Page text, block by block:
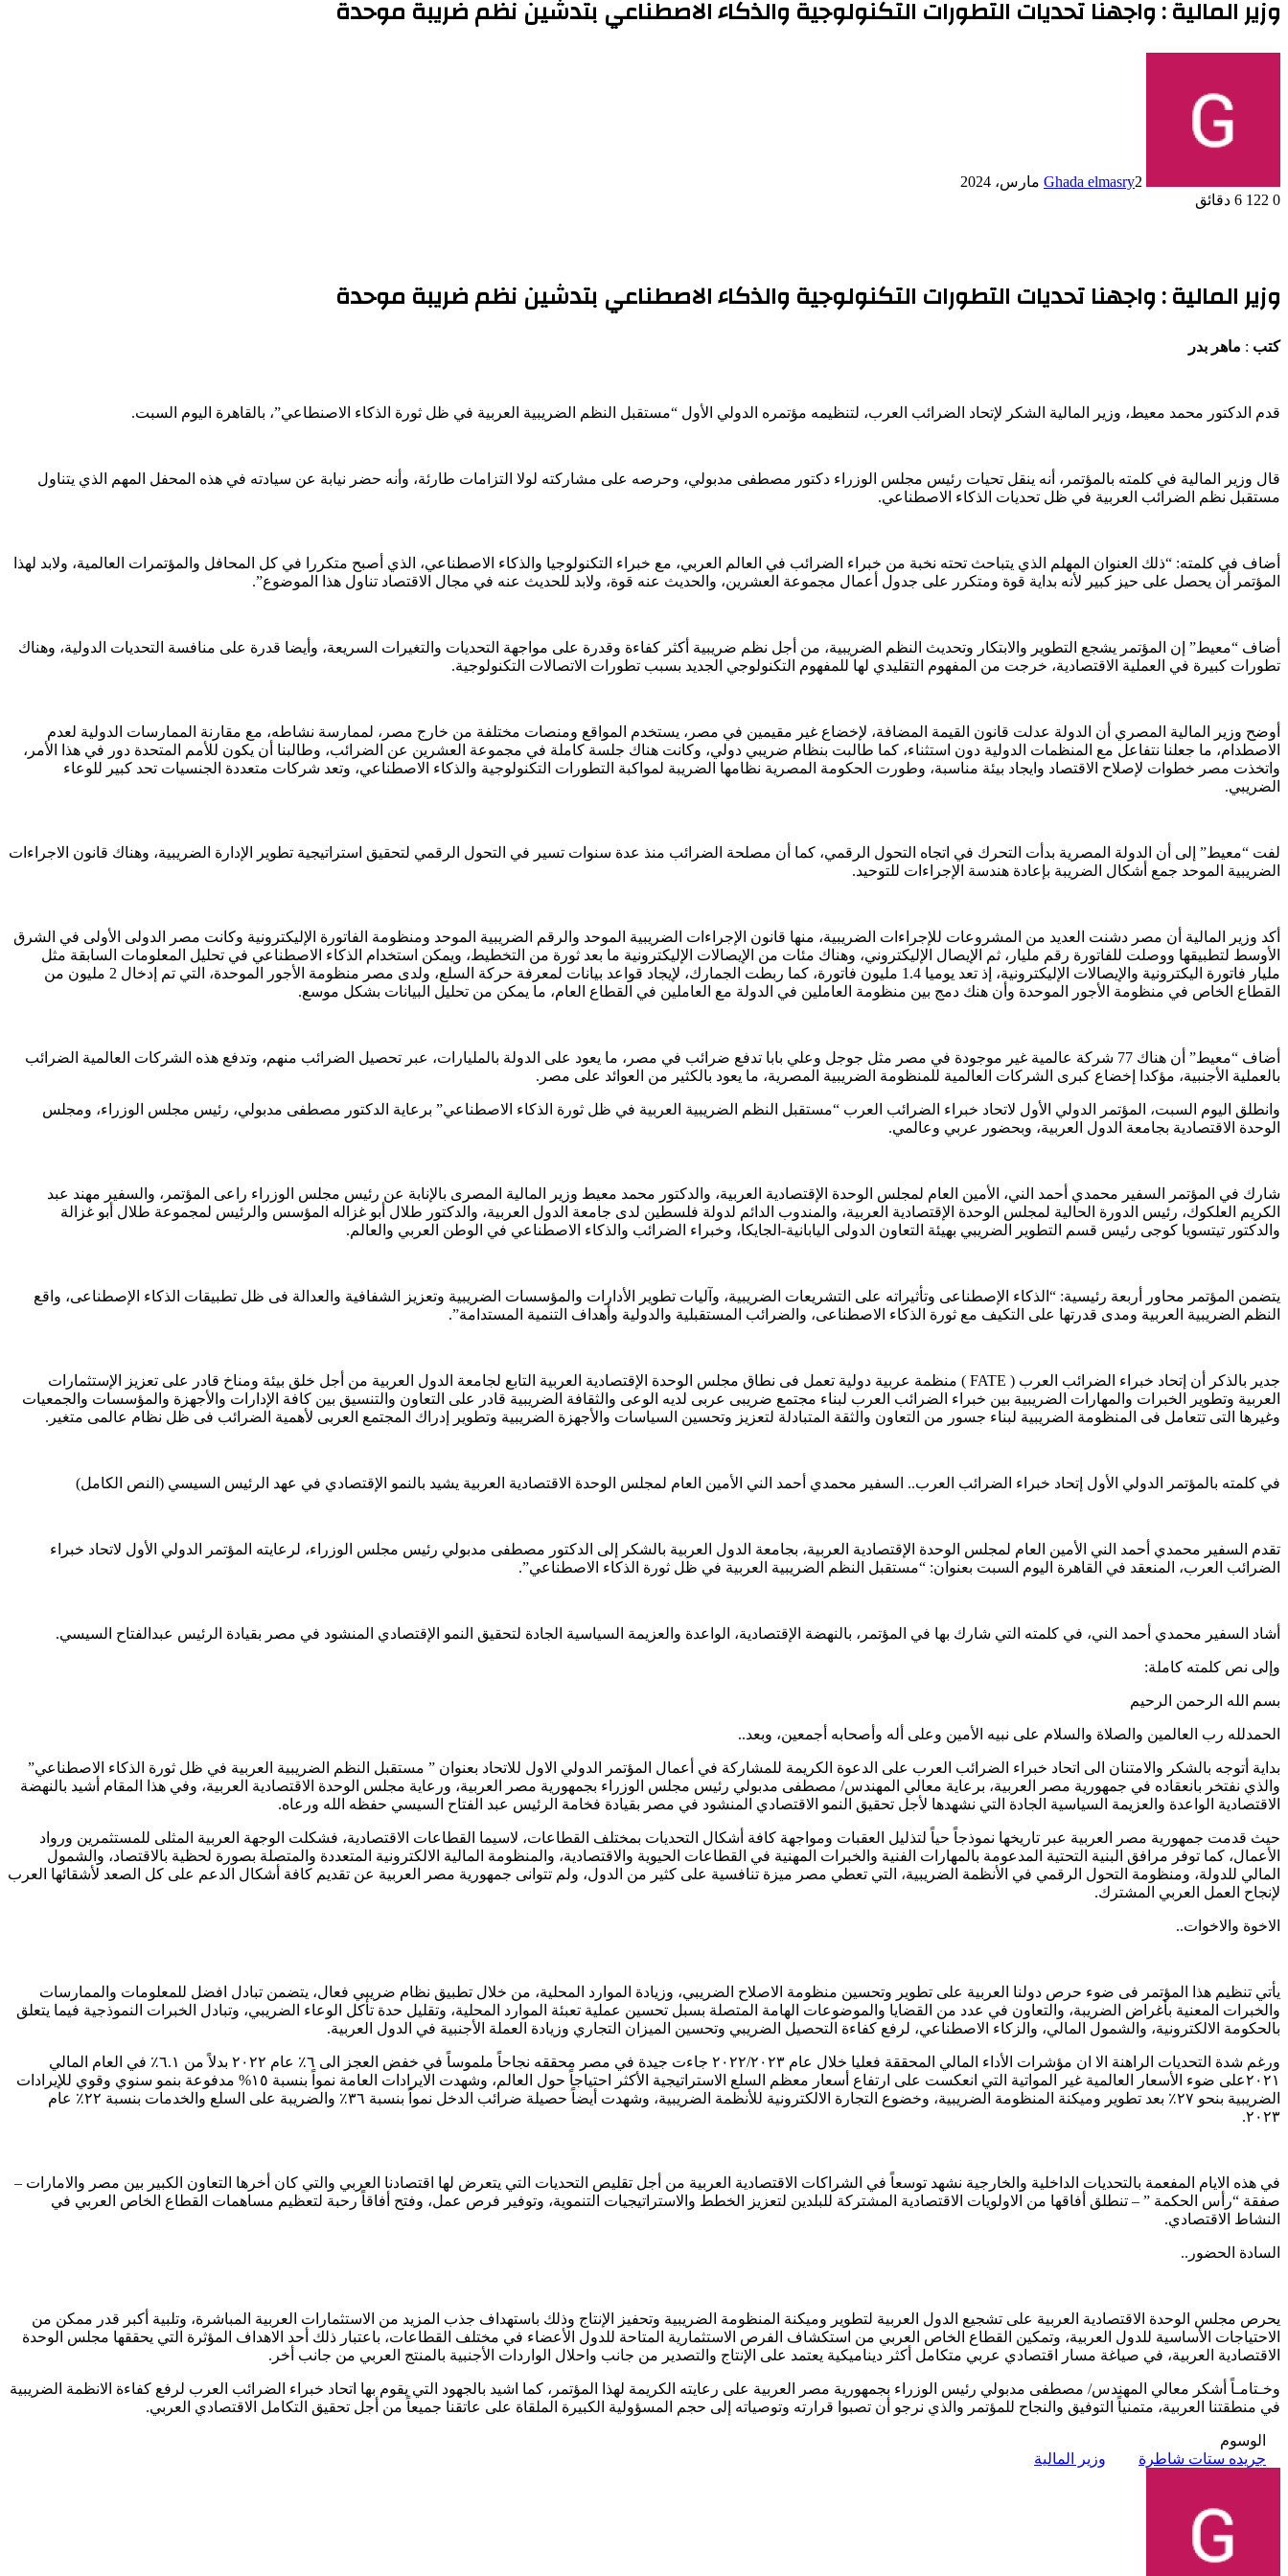
وزير المالية : واجهنا تحديات التطورات التكنولوجية والذكاء الاصطناعي بتدشين نظم ضريبة موحدة
Ghada elmasry2 مارس، 2024
0
6 دقائق
وزير المالية : واجهنا تحديات التطورات التكنولوجية والذكاء الاصطناعي بتدشين نظم ضريبة موحدة
كتب : ماهر بدر
قدم الدكتور محمد معيط، وزير المالية الشكر لإتحاد الضرائب العرب، لتنظيمه مؤتمره الدولي الأول “مستقبل النظم الضريبية العربية في ظل ثورة الذكاء الاصنطاعي”، بالقاهرة اليوم السبت.
قال وزير المالية في كلمته بالمؤتمر، أنه ينقل تحيات رئيس مجلس الوزراء دكتور مصطفى مدبولي، وحرصه على مشاركته لولا التزامات طارئة، وأنه حضر نيابة عن سيادته في هذه المحفل المهم الذي يتناول
مستقبل نظم الضرائب العربية في ظل تحديات الذكاء الاصطناعي.
أضاف في كلمته: “ذلك العنوان المهلم الذي يتباحث تحته نخبة من خبراء الضرائب في العالم العربي، مع خبراء التكنولوجيا والذكاء الاصطناعي، الذي أصبح متكررا في كل المحافل والمؤتمرات العالمية، ولابد لهذا
المؤتمر أن يحصل على حيز كبير لأنه بداية قوة ومتكرر على جدول أعمال مجموعة العشرين، والحديث عنه قوة، ولابد للحديث عنه في مجال الاقتصاد تناول هذا الموضوع”.
أضاف “معيط” إن المؤتمر يشجع التطوير والابتكار وتحديث النظم الضريبية، من أجل نظم ضريبية أكثر كفاءة وقدرة على مواجهة التحديات والتغيرات السريعة، وأيضا قدرة على منافسة التحديات الدولية، وهناك
تطورات كبيرة في العملية الاقتصادية، خرجت من المفهوم التقليدي لها للمفهوم التكنولوجي الجديد بسبب تطورات الاتصالات التكنولوجية.
أوضح وزير المالية المصري أن الدولة عدلت قانون القيمة المضافة، لإخضاع غير مقيمين في مصر، يستخدم المواقع ومنصات مختلفة من خارج مصر، لممارسة نشاطه، مع مقارنة الممارسات الدولية لعدم
الاصطدام، ما جعلنا نتفاعل مع المنظمات الدولية دون استثناء، كما طالبت بنظام ضريبي دولي، وكانت هناك جلسة كاملة في مجموعة العشرين عن الضرائب، وطالبنا أن يكون للأمم المتحدة دور في هذا الأمر،
واتخذت مصر خطوات لإصلاح الاقتصاد وايجاد بيئة مناسبة، وطورت الحكومة المصرية نظامها الضريبة لمواكبة التطورات التكنولوجية والذكاء الاصطناعي، وتعد شركات متعددة الجنسيات تحد كبير للوعاء
الضريبي.
لفت “معيط” إلى أن الدولة المصرية بدأت التحرك في اتجاه التحول الرقمي، كما أن مصلحة الضرائب منذ عدة سنوات تسير في التحول الرقمي لتحقيق استراتيجية تطوير الإدارة الضريبية، وهناك قانون الاجراءات
الضريبية الموحد جمع أشكال الضريبة بإعادة هندسة الإجراءات للتوحيد.
أكد وزير المالية أن مصر دشنت العديد من المشروعات للإجراءات الضريبية، منها قانون الإجراءات الضريبية الموحد والرقم الضريبية الموحد ومنظومة الفاتورة الإليكترونية وكانت مصر الدولى الأولى في الشرق
الأوسط لتطبيقها ووصلت للفاتورة رقم مليار، ثم الإيصال الإليكتروني، وهناك مئات من الإيصالات الإليكترونية ما بعد ثورة من التخطيط، ويمكن استخدام الذكاء الاصطناعي في تحليل المعلومات السابقة مثل
مليار فاتورة اليكترونية والإيصالات الإليكترونية، إذ تعد يوميا 1.4 مليون فاتورة، كما ربطت الجمارك، لإيجاد قواعد بيانات لمعرفة حركة السلع، ولدى مصر منظومة الأجور الموحدة، التي تم إدخال 2 مليون من
القطاع الخاص في منظومة الأجور الموحدة وأن هنك دمج بين منظومة العاملين في الدولة مع العاملين في القطاع العام، ما يمكن من تحليل البيانات بشكل موسع.
أضاف “معيط” أن هناك 77 شركة عالمية غير موجودة في مصر مثل جوجل وعلي بابا تدفع ضرائب في مصر، ما يعود على الدولة بالمليارات، عبر تحصيل الضرائب منهم، وتدفع هذه الشركات العالمية الضرائب
بالعملية الأجنبية، مؤكدا إخضاع كبرى الشركات العالمية للمنظومة الضريبية المصرية، ما يعود بالكثير من العوائد على مصر.
وانطلق اليوم السبت، المؤتمر الدولي الأول لاتحاد خبراء الضرائب العرب “مستقبل النظم الضريبية العربية في ظل ثورة الذكاء الاصطناعي” برعاية الدكتور مصطفى مدبولي، رئيس مجلس الوزراء، ومجلس
الوحدة الاقتصادية بجامعة الدول العربية، وبحضور عربي وعالمي.
شارك في المؤتمر السفير محمدي أحمد الني، الأمين العام لمجلس الوحدة الإقتصادية العربية، والدكتور محمد معيط وزير المالية المصرى بالإنابة عن رئيس مجلس الوزراء راعى المؤتمر، والسفير مهند عبد
الكريم العلكوك، رئيس الدورة الحالية لمجلس الوحدة الإقتصادية العربية، والمندوب الدائم لدولة فلسطين لدى جامعة الدول العربية، والدكتور طلال أبو غزاله المؤسس والرئيس لمجموعة طلال أبو غزالة
والدكتور تيتسويا كوجى رئيس قسم التطوير الضريبي بهيئة التعاون الدولى اليابانية-الجايكا، وخبراء الضرائب والذكاء الاصطناعي في الوطن العربي والعالم.
يتضمن المؤتمر محاور أربعة رئيسية: “الذكاء الإصطناعى وتأثيراته على التشريعات الضريبية، وآليات تطوير الأدارات والمؤسسات الضريبية وتعزيز الشفافية والعدالة فى ظل تطبيقات الذكاء الإصطناعى، واقع
النظم الضريبية العربية ومدى قدرتها على التكيف مع ثورة الذكاء الاصطناعى، والضرائب المستقبلية والدولية وأهداف التنمية المستدامة”.
جدير بالذكر أن إتحاد خبراء الضرائب العرب ( FATE ) منظمة عربية دولية تعمل فى نطاق مجلس الوحدة الإقتصادية العربية التابع لجامعة الدول العربية من أجل خلق بيئة ومناخ قادر على تعزيز الإستثمارات
العربية وتطوير الخبرات والمهارات الضريبية بين خبراء الضرائب العرب لبناء مجتمع ضريبى عربى لديه الوعى والثقافة الضريبية قادر على التعاون والتنسيق بين كافة الإدارات والأجهزة والمؤسسات والجمعيات
وغيرها التى تتعامل فى المنظومة الضريبية لبناء جسور من التعاون والثقة المتبادلة لتعزيز وتحسين السياسات والأجهزة الضريبية وتطوير إدراك المجتمع العربى لأهمية الضرائب فى ظل نظام عالمى متغير.
في كلمته بالمؤتمر الدولي الأول إتحاد خبراء الضرائب العرب.. السفير محمدي أحمد الني الأمين العام لمجلس الوحدة الاقتصادية العربية يشيد بالنمو الإقتصادي في عهد الرئيس السيسي (النص الكامل)
تقدم السفير محمدي أحمد الني الأمين العام لمجلس الوحدة الإقتصادية العربية، بجامعة الدول العربية بالشكر إلى الدكتور مصطفى مدبولي رئيس مجلس الوزراء، لرعايته المؤتمر الدولي الأول لاتحاد خبراء
الضرائب العرب، المنعقد في القاهرة اليوم السبت بعنوان: “مستقبل النظم الضريبية العربية في ظل ثورة الذكاء الاصطناعي”.
أشاد السفير محمدي أحمد الني، في كلمته التي شارك بها في المؤتمر، بالنهضة الإقتصادية، الواعدة والعزيمة السياسية الجادة لتحقيق النمو الإقتصادي المنشود في مصر بقيادة الرئيس عبدالفتاح السيسي.
وإلى نص كلمته كاملة:
بسم الله الرحمن الرحيم
الحمدلله رب العالمين والصلاة والسلام على نبيه الأمين وعلى أله وأصحابه أجمعين، وبعد..
بداية أتوجه بالشكر والامتنان الى اتحاد خبراء الضرائب العرب على الدعوة الكريمة للمشاركة في أعمال المؤتمر الدولي الاول للاتحاد بعنوان ” مستقبل النظم الضريبية العربية في ظل ثورة الذكاء الاصطناعي”
والذي نفتخر بانعقاده في جمهورية مصر العربية، برعاية معالي المهندس/ مصطفى مدبولي رئيس مجلس الوزراء بجمهورية مصر العربية، ورعاية مجلس الوحدة الاقتصادية العربية، وفي هذا المقام أشيد بالنهضة
الاقتصادية الواعدة والعزيمة السياسية الجادة التي نشهدها لأجل تحقيق النمو الاقتصادي المنشود في مصر بقيادة فخامة الرئيس عبد الفتاح السيسي حفظه الله ورعاه.
حيث قدمت جمهورية مصر العربية عبر تاريخها نموذجاً حياً لتذليل العقبات ومواجهة كافة أشكال التحديات بمختلف القطاعات، لاسيما القطاعات الاقتصادية، فشكلت الوجهة العربية المثلى للمستثمرين ورواد
الأعمال، كما توفر مرافق البنية التحتية المدعومة بالمهارات الفنية والخبرات المهنية في القطاعات الحيوية والاقتصادية، والمنظومة المالية الالكترونية المتعددة والمتصلة بصورة لحظية بالاقتصاد، والشمول
المالي للدولة، ومنظومة التحول الرقمي في الأنظمة الضريبية، التي تعطي مصر ميزة تنافسية على كثير من الدول، ولم تتوانى جمهورية مصر العربية عن تقديم كافة أشكال الدعم على كل الصعد لأشقائها العرب
لإنجاح العمل العربي المشترك.
الاخوة والاخوات..
يأتي تنظيم هذا المؤتمر فى ضوء حرص دولنا العربية على تطوير وتحسين منظومة الاصلاح الضريبي، وزيادة الموارد المحلية، من خلال تطبيق نظام ضريبي فعال، يتضمن تبادل افضل للمعلومات والممارسات
والخبرات المعنية بأغراض الضريبة، والتعاون في عدد من القضايا والموضوعات الهامة المتصلة بسبل تحسين عملية تعبئة الموارد المحلية، وتقليل حدة تأكل الوعاء الضريبي، وتبادل الخبرات النموذجية فيما يتعلق
بالحكومة الالكترونية، والشمول المالي، والزكاء الاصطناعي، لرفع كفاءة التحصيل الضريبي وتحسين الميزان التجاري وزيادة العملة الأجنبية في الدول العربية.
ورغم شدة التحديات الراهنة الا ان مؤشرات الأداء المالي المحققة فعليا خلال عام ٢٠٢٢/٢٠٢٣ جاءت جيدة في مصر محققه نجاحاً ملموساً في خفض العجز الى ٦٪ عام ٢٠٢٢ بدلاً من ٦.١٪ في العام المالي
٢٠٢١على ضوء الأسعار العالمية غير المواتية التي انعكست على ارتفاع أسعار معظم السلع الاستراتيجية الأكثر احتياجاً حول العالم، وشهدت الايرادات العامة نمواً بنسبة ١٥% مدفوعة بنمو سنوي وقوي للإيرادات
الضريبية بنحو ٢٧٪ بعد تطوير وميكنة المنظومة الضريبية، وخضوع التجارة الالكترونية للأنظمة الضريبية، وشهدت أيضاً حصيلة ضرائب الدخل نمواً بنسبة ٣٦٪ والضريبة على السلع والخدمات بنسبة ٢٢٪ عام
٢٠٢٣.
في هذه الايام المفعمة بالتحديات الداخلية والخارجية نشهد توسعاً في الشراكات الاقتصادية العربية من أجل تقليص التحديات التي يتعرض لها اقتصادنا العربي والتي كان أخرها التعاون الكبير بين مصر والامارات –
صفقة “رأس الحكمة ” – تنطلق أفاقها من الاولويات الاقتصادية المشتركة للبلدين لتعزيز الخطط والاستراتيجيات التنموية، وتوفير فرص عمل، وفتح أفاقاً رحبة لتعظيم مساهمات القطاع الخاص العربي في
النشاط الاقتصادي.
السادة الحضور..
يحرص مجلس الوحدة الاقتصادية العربية على تشجيع الدول العربية لتطوير وميكنة المنظومة الضريبية وتحفيز الإنتاج وذلك باستهداف جذب المزيد من الاستثمارات العربية المباشرة، وتلبية أكبر قدر ممكن من
الاحتياجات الأساسية للدول العربية، وتمكين القطاع الخاص العربي من استكشاف الفرص الاستثمارية المتاحة للدول الأعضاء في مختلف القطاعات، باعتبار ذلك أحد الاهداف المؤثرة التي يحققها مجلس الوحدة
الاقتصادية العربية، في صياغة مسار اقتصادي عربي متكامل أكثر ديناميكية يعتمد على الإنتاج والتصدير من جانب واحلال الواردات الأجنبية بالمنتج العربي من جانب أخر.
وخـتامـاً أشكر معالي المهندس/ مصطفى مدبولي رئيس الوزراء بجمهورية مصر العربية على رعايته الكريمة لهذا المؤتمر، كما اشيد بالجهود التي يقوم بها اتحاد خبراء الضرائب العرب لرفع كفاءة الانظمة الضريبية
في منطقتنا العربية، متمنياً التوفيق والنجاح للمؤتمر والذي نرجو أن تصبوا قرارته وتوصياته إلى حجم المسؤولية الكبيرة الملقاة على عاتقنا جميعاً من أجل تحقيق التكامل الاقتصادي العربي.
الوسوم
جريده ستات شاطرة
وزير المالية